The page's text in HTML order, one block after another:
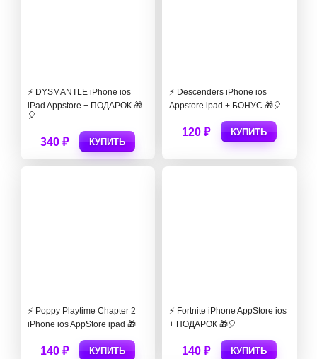
⚡️ DYSMANTLE iPhone ios
iPad Appstore + ПОДАРОК 🎁
🎈
340 ₽ КУПИТЬ
⚡️ Descenders iPhone ios
Appstore ipad + БОНУС 🎁🎈
120 ₽ КУПИТЬ
⚡️ Poppy Playtime Chapter 2
iPhone ios AppStore ipad 🎁
140 ₽ КУПИТЬ
⚡️ Fortnite iPhone AppStore ios
+ ПОДАРОК 🎁🎈
140 ₽ КУПИТЬ